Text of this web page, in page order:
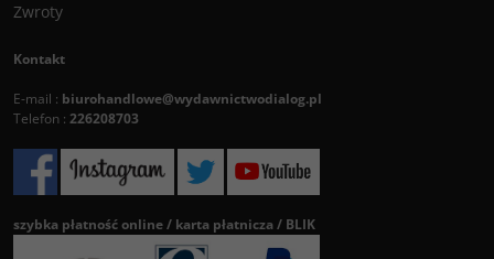
Zwroty
Kontakt
E-mail : biurohandlowe@wydawnictwodialog.pl
Telefon : 226208703
szybka płatność online / karta płatnicza / BLIK